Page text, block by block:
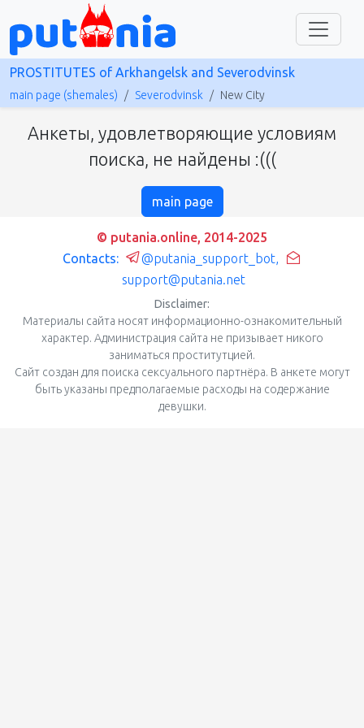
PROSTITUTES of Arkhangelsk and Severodvinsk
main page (shemales) Severodvinsk New City
Анкеты, удовлетворяющие условиям
поиска, не найдены :(((
main page
© putania.online, 2014-2025
Contacts:
@putania_support_bot,
support@putania.net
Disclaimer:
Материалы сайта носят информационно-ознакомительный
характер. Администрация сайта не призывает никого
заниматься проститутцией.
Сайт создан для поиска сексуального партнёра. В анкете могут
быть указаны предполагаемые расходы на содержание
девушки.